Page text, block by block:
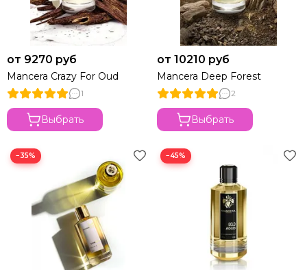
от 9270 руб
Mancera Crazy For Oud
1
Выбрать
от 10210 руб
Mancera Deep Forest
2
Выбрать
−35% −45%